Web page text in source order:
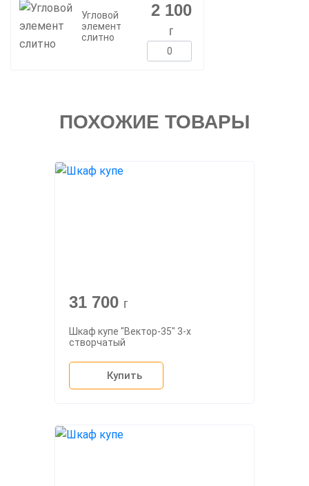
Угловой
элемент
слитно
2 100
г
ПОХОЖИЕ ТОВАРЫ
31 700 г
Шкаф купе "Вектор-35" 3-х
створчатый
Купить